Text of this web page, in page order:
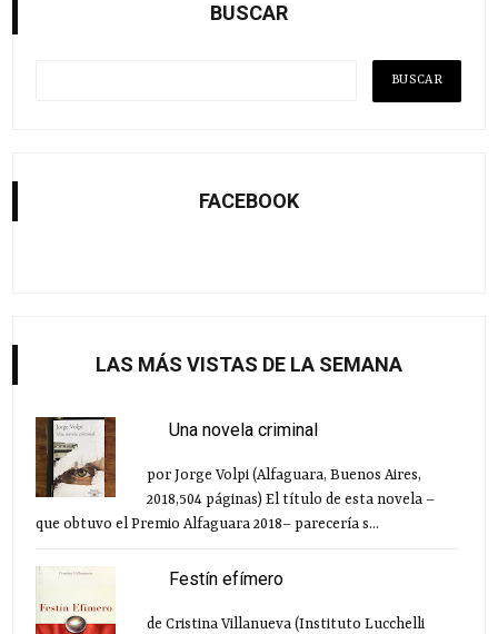
BUSCAR
FACEBOOK
LAS MÁS VISTAS DE LA SEMANA
Una novela criminal
por Jorge Volpi (Alfaguara, Buenos Aires,
2018,504 páginas) El título de esta novela –
que obtuvo el Premio Alfaguara 2018– parecería s...
Festín efímero
de Cristina Villanueva (Instituto Lucchelli